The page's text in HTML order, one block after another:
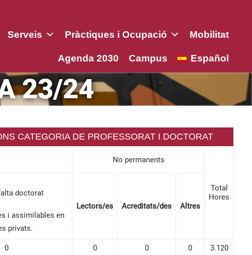
Serveis Pràctiques i Ocupació Mobilitat
Agenda 2030 Campus Español
23/24
CATEGORIA DE PROFESSORAT I DOCTORAT
No permanents
Total
Hores
doctorat
i assimilables en
privats.
Lectors/es Acreditats/des Altres
0 0 0 0
3.120